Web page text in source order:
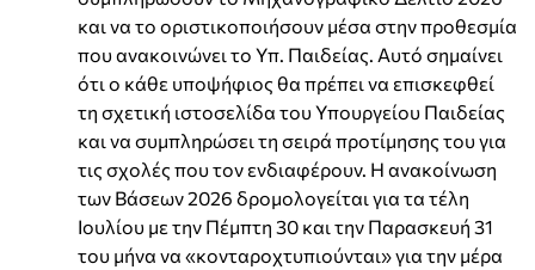
και να το οριστικοποιήσουν μέσα στην προθεσμία
που ανακοινώνει το Υπ. Παιδείας. Αυτό σημαίνει
ότι ο κάθε υποψήφιος θα πρέπει να επισκεφθεί
τη σχετική ιστοσελίδα του Υπουργείου Παιδείας
και να συμπληρώσει τη σειρά προτίμησης του για
τις σχολές που τον ενδιαφέρουν. Η ανακοίνωση
των Βάσεων 2026 δρομολογείται για τα τέλη
Ιουλίου με την Πέμπτη 30 και την Παρασκευή 31
του μήνα να «κονταροχτυπιούνται» για την μέρα